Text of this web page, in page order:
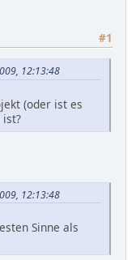
#1
12:13:48
(oder ist es
ist?
12:13:48
Sinne als